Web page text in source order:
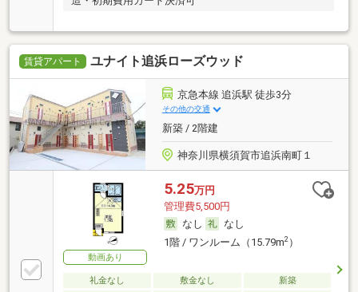
賃貸アパート ユナイト追浜ローズウッド
京急本線 追浜駅 徒歩3分
その他の交通
新築 / 2階建
神奈川県横須賀市追浜南町１
動画あり
5.25万円
管理費5,500円
なし
なし
1階 / ワンルーム（15.79m2）
礼金なし 敷金なし
新築